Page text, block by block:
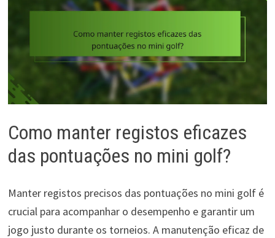
Como manter registos eficazes
das pontuações no mini golf?
Manter registos precisos das pontuações no mini golf é
crucial para acompanhar o desempenho e garantir um
jogo justo durante os torneios. A manutenção eficaz de